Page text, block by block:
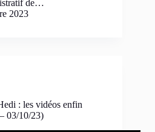
de…
2023
: les vidéos enfin
03/10/23)